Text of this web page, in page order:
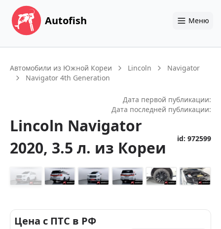
Autofish Меню
Автомобили из Южной Кореи Lincoln
Navigator
Navigator 4th Generation
Дата первой публикации:
Дата последней публикации:
Lincoln Navigator
2020, 3.5 л. из Кореи id: 972599
Цена с ПТС в РФ